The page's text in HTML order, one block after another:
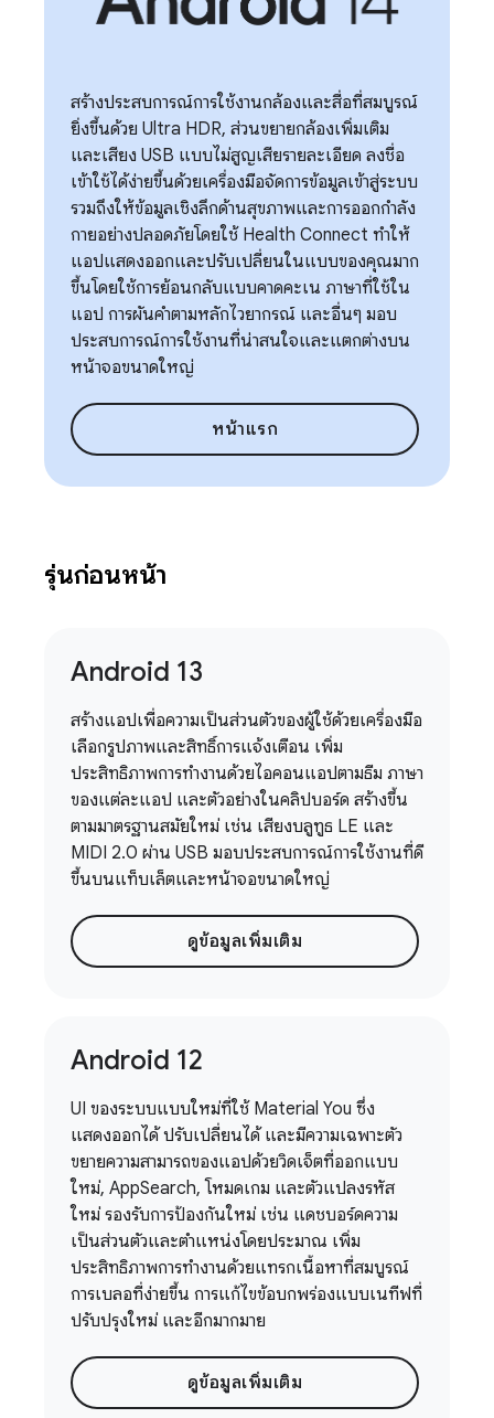
สร้างประสบการณ์การใช้งานกล้องและสื่อที่สมบูรณ์
ยิ่งขึ้นด้วย Ultra HDR, ส่วนขยายกล้องเพิ่มเติม
และเสียง USB แบบไม่สูญเสียรายละเอียด ลงชื่อ
เข้าใช้ได้ง่ายขึ้นด้วยเครื่องมือจัดการข้อมูลเข้าสู่ระบบ
รวมถึงให้ข้อมูลเชิงลึกด้านสุขภาพและการออกกำลัง
กายอย่างปลอดภัยโดยใช้ Health Connect ทำให้
แอปแสดงออกและปรับเปลี่ยนในแบบของคุณมาก
ขึ้นโดยใช้การย้อนกลับแบบคาดคะเน ภาษาที่ใช้ใน
แอป การผันคำตามหลักไวยากรณ์ และอื่นๆ มอบ
ประสบการณ์การใช้งานที่น่าสนใจและแตกต่างบน
หน้าจอขนาดใหญ่
หน้าแรก
รุ่นก่อนหน้า
Android 13
สร้างแอปเพื่อความเป็นส่วนตัวของผู้ใช้ด้วยเครื่องมือ
เลือกรูปภาพและสิทธิ์การแจ้งเตือน เพิ่ม
ประสิทธิภาพการทำงานด้วยไอคอนแอปตามธีม ภาษา
ของแต่ละแอป และตัวอย่างในคลิปบอร์ด สร้างขึ้น
ตามมาตรฐานสมัยใหม่ เช่น เสียงบลูทูธ LE และ
MIDI 2.0 ผ่าน USB มอบประสบการณ์การใช้งานที่ดี
ขึ้นบนแท็บเล็ตและหน้าจอขนาดใหญ่
ดูข้อมูลเพิ่มเติม
Android 12
UI ของระบบแบบใหม่ที่ใช้ Material You ซึ่ง
แสดงออกได้ ปรับเปลี่ยนได้ และมีความเฉพาะตัว
ขยายความสามารถของแอปด้วยวิดเจ็ตที่ออกแบบ
ใหม่, AppSearch, โหมดเกม และตัวแปลงรหัส
ใหม่ รองรับการป้องกันใหม่ เช่น แดชบอร์ดความ
เป็นส่วนตัวและตำแหน่งโดยประมาณ เพิ่ม
ประสิทธิภาพการทำงานด้วยแทรกเนื้อหาที่สมบูรณ์
การเบลอที่ง่ายขึ้น การแก้ไขข้อบกพร่องแบบเนทีฟที่
ปรับปรุงใหม่ และอีกมากมาย
ดูข้อมูลเพิ่มเติม